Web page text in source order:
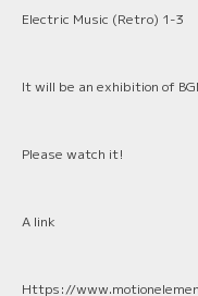
Electric Music (Retro) 1-3
It will be an exhibition of
Please watch it!
A link
Https://